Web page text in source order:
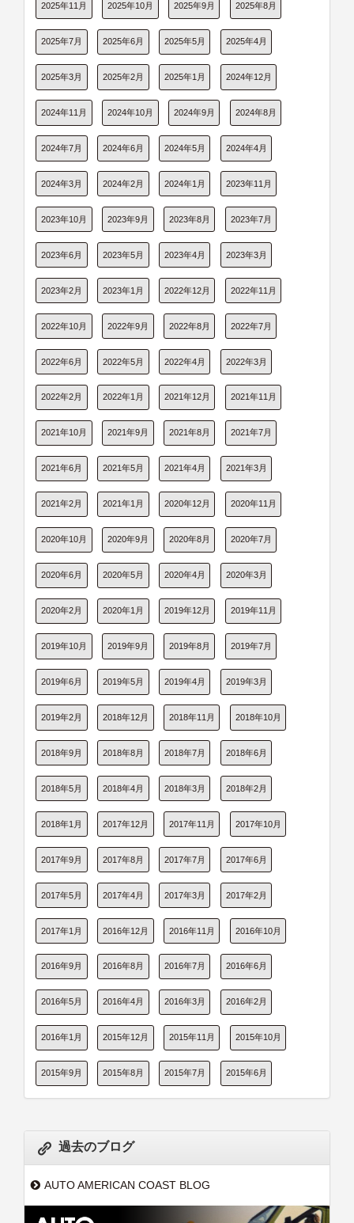
2025年11月 2025年10月 2025年9月 2025年8月
2025年7月 2025年6月 2025年5月 2025年4月
2025年3月 2025年2月 2025年1月 2024年12月
2024年11月 2024年10月 2024年9月 2024年8月
2024年7月 2024年6月 2024年5月 2024年4月
2024年3月 2024年2月 2024年1月 2023年11月
2023年10月 2023年9月 2023年8月 2023年7月
2023年6月 2023年5月 2023年4月 2023年3月
2023年2月 2023年1月 2022年12月 2022年11月
2022年10月 2022年9月 2022年8月 2022年7月
2022年6月 2022年5月 2022年4月 2022年3月
2022年2月 2022年1月 2021年12月 2021年11月
2021年10月 2021年9月 2021年8月 2021年7月
2021年6月 2021年5月 2021年4月 2021年3月
2021年2月 2021年1月 2020年12月 2020年11月
2020年10月 2020年9月 2020年8月 2020年7月
2020年6月 2020年5月 2020年4月 2020年3月
2020年2月 2020年1月 2019年12月 2019年11月
2019年10月 2019年9月 2019年8月 2019年7月
2019年6月 2019年5月 2019年4月 2019年3月
2019年2月 2018年12月 2018年11月 2018年10月
2018年9月 2018年8月 2018年7月 2018年6月
2018年5月 2018年4月 2018年3月 2018年2月
2018年1月 2017年12月 2017年11月 2017年10月
2017年9月 2017年8月 2017年7月 2017年6月
2017年5月 2017年4月 2017年3月 2017年2月
2017年1月 2016年12月 2016年11月 2016年10月
2016年9月 2016年8月 2016年7月 2016年6月
2016年5月 2016年4月 2016年3月 2016年2月
2016年1月 2015年12月 2015年11月 2015年10月
2015年9月 2015年8月 2015年7月 2015年6月
過去のブログ
AUTO AMERICAN COAST BLOG